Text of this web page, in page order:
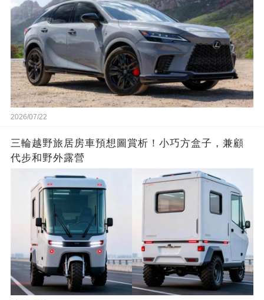
2026/07/22
三輪越野旅居房車預想圖賞析！小巧方盒子，兼顧
代步和野外露營